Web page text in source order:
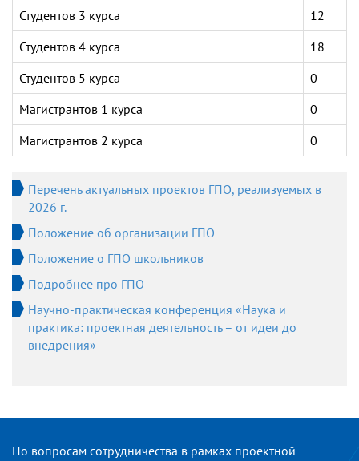
Студентов 3 курса
12
Студентов 4 курса
18
Студентов 5 курса
0
Магистрантов 1 курса
0
Магистрантов 2 курса
0
Перечень актуальных проектов ГПО, реализуемых в
2026 г.
Положение об организации ГПО
Положение о ГПО школьников
Подробнее про ГПО
Научно-практическая конференция «Наука и
практика: проектная деятельность – от идеи до
внедрения»
По вопросам сотрудничества в рамках проектной